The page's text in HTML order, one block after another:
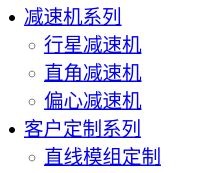
减速机系列
行星减速机
直角减速机
偏心减速机
客户定制系列
直线模组定制